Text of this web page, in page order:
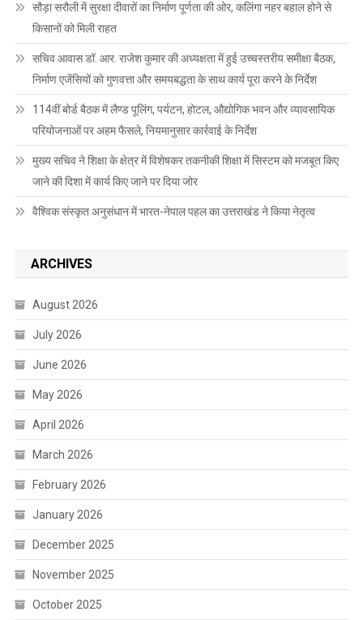
सौड़ा सरौली में सुरक्षा दीवारों का निर्माण पूर्णता की ओर, कलिंगा नहर बहाल होने से
किसानों को मिली राहत
सचिव आवास डॉ. आर. राजेश कुमार की अध्यक्षता में हुई उच्चस्तरीय समीक्षा बैठक,
निर्माण एजेंसियों को गुणवत्ता और समयबद्धता के साथ कार्य पूरा करने के निर्देश
114वीं बोर्ड बैठक में लैण्ड पूलिंग, पर्यटन, होटल, औद्योगिक भवन और व्यावसायिक
परियोजनाओं पर अहम फैसले, नियमानुसार कार्रवाई के निर्देश
मुख्य सचिव ने शिक्षा के क्षेत्र में विशेषकर तकनीकी शिक्षा में सिस्टम को मजबूत किए
जाने की दिशा में कार्य किए जाने पर दिया जोर
वैश्विक संस्कृत अनुसंधान में भारत-नेपाल पहल का उत्तराखंड ने किया नेतृत्व
ARCHIVES
August 2026
July 2026
June 2026
May 2026
April 2026
March 2026
February 2026
January 2026
December 2025
November 2025
October 2025